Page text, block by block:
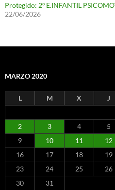
Protegido: 2º E.INFANTIL
22/06/2026
MARZO 2020
L M X J
2
3 4 5
9
10 11 12
16
17 18 19
23
24 25 26
30
31